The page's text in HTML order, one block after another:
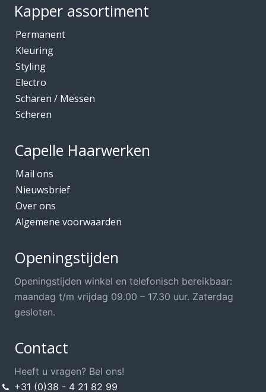
Kapper assortiment
Permanent
Kleuring
Styling
Electro
Scharen / Messen
Scheren
Capelle Haarwerken
Mail ons
Nieuwsbrief
Over ons
Algemene voorwaarden
Openingstijden
Openingstijden winkel en telefonisch bereikbaar:
maandag t/m vrijdag 09.00 – 17.30 uur. Zaterdag
gesloten.
Contact
Heeft u vragen? Bel ons!
+31 (0)38 - 4 21 82 99